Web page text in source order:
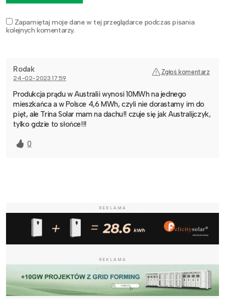
Zapamiętaj moje dane w tej przeglądarce podczas pisania
kolejnych komentarzy.
Rodak
24-02-2023 17:59
Zgłoś komentarz
Produkcja prądu w Australii wynosi 10MWh na jednego
mieszkańca a w Polsce 4,6 MWh, czyli nie dorastamy im do
pięt, ale Trina Solar mam na dachu!! czuje się jak Australijczyk,
tylko gdzie to słońce!!!
0
REKLAMA
REKLAMA